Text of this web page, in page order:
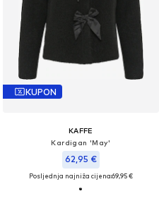
KUPON
KAFFE
Kardigan 'May'
62,95 €
Posljednja najniža cijena:69,95 €